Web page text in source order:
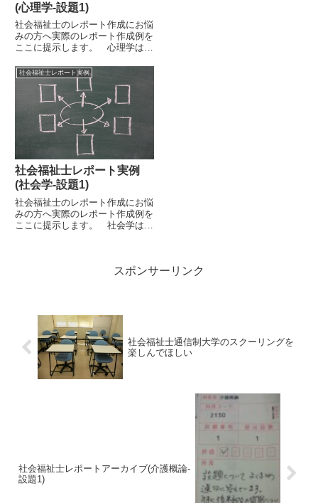
(心理学-設題1)
社会福祉士のレポート作成にお悩
みの方へ実際のレポート作成例を
ここに提示します。 心理学は、
講されている科目です。社会福祉
士の養成課程における選択科目の
ひとつとして存在する「心理学理
論と心理的支援」に該当する科
社会福祉士レポート実例
社会福祉士レポート実例
(社会学-設題1)
社会福祉士のレポート作成にお悩
みの方へ実際のレポート作成例を
ここに提示します。 社会学は、
学ぶことは、広い視野を持つべきスポンサーリンク
社会福祉士通信制大学のスクーリングを
楽しんでほしい
社会福祉士レポートアーカイブ(介護概論-
設題1)